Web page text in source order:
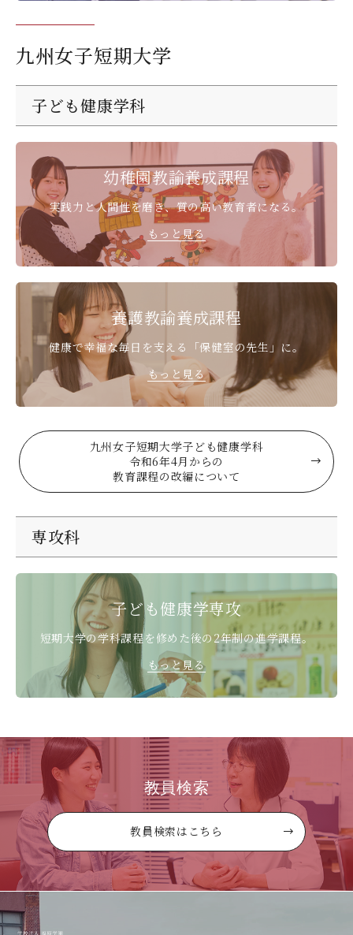
九州女子短期大学
子ども健康学科
幼稚園教諭養成課程
実践力と人間性を磨き、質の高い教育者になる。
もっと見る
養護教諭養成課程
健康で幸福な毎日を支える
「保健室の先生」に。
もっと見る
九州女子短期大学子ども健康学科
令和6年4月からの
教育課程の改編について
専攻科
子ども健康学専攻
短期大学の学科課程を修めた後の 2年制の進学課程。
もっと見る
教員検索
教員検索はこちら